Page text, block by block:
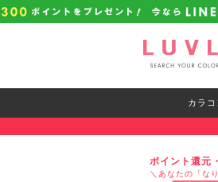
カラコ
ポイント還元
＼あなたの「な